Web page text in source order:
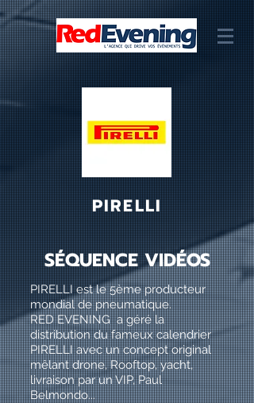
PIRELLI
SÉQUENCE VIDÉOS
PIRELLI est le 5ème producteur
mondial de pneumatique.
RED EVENING a géré la
distribution du fameux calendrier
PIRELLI avec un concept original
mêlant drone, Rooftop, yacht,
livraison par un VIP, Paul
Belmondo...